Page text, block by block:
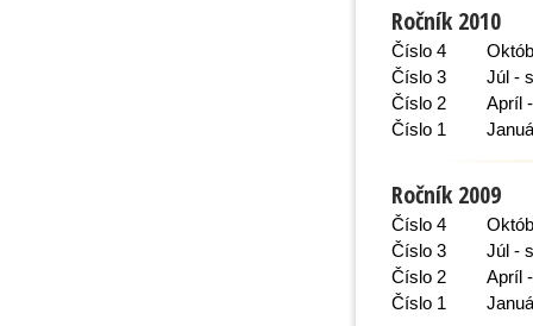
Ročník 2010
Číslo 4
Číslo 3
Júl -
Číslo 2
Apríl
Číslo 1
Ročník 2009
Číslo 4
Číslo 3
Júl -
Číslo 2
Apríl
Číslo 1